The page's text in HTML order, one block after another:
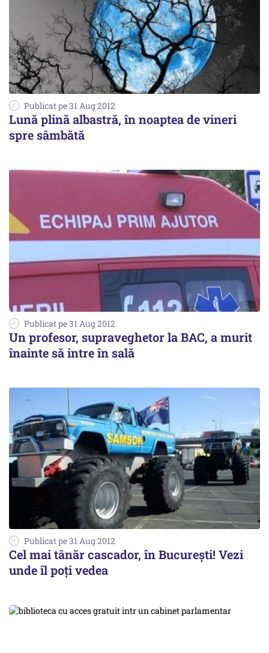
Publicat pe 31 Aug 2012
Lună plină albastră, în noaptea de vineri
spre sâmbătă
Publicat pe 31 Aug 2012
Un profesor, supraveghetor la BAC, a murit
înainte să intre în sală
Publicat pe 31 Aug 2012
Cel mai tânăr cascador, în București! Vezi
unde îl poți vedea